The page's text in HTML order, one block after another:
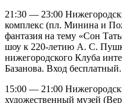
21:30 — 23:00
комплекс (пл. Минина и
фантазия на тему «Сон
шоу к 220-летию А. С.
нижегородского Клуба
Базанова. Вход бесплатный.
15:00 — 21:00
художественный музей